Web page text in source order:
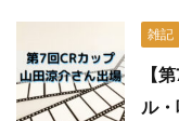
雑記
【
ル